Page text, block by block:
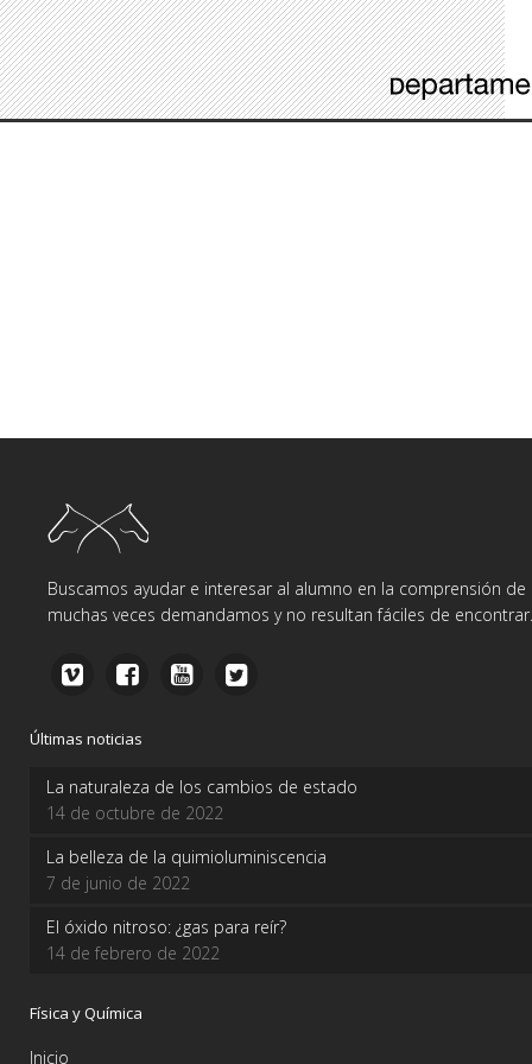
Buscamos ayudar e interesar al alumno en la comprensión
muchas veces demandamos y no resultan fáciles de encontrar.
Últimas noticias
La naturaleza de los cambios de estado
14 de octubre de 2022
La belleza de la quimioluminiscencia
7 de junio de 2022
El óxido nitroso: ¿gas para reír?
14 de febrero de 2022
Física y Química
Inicio